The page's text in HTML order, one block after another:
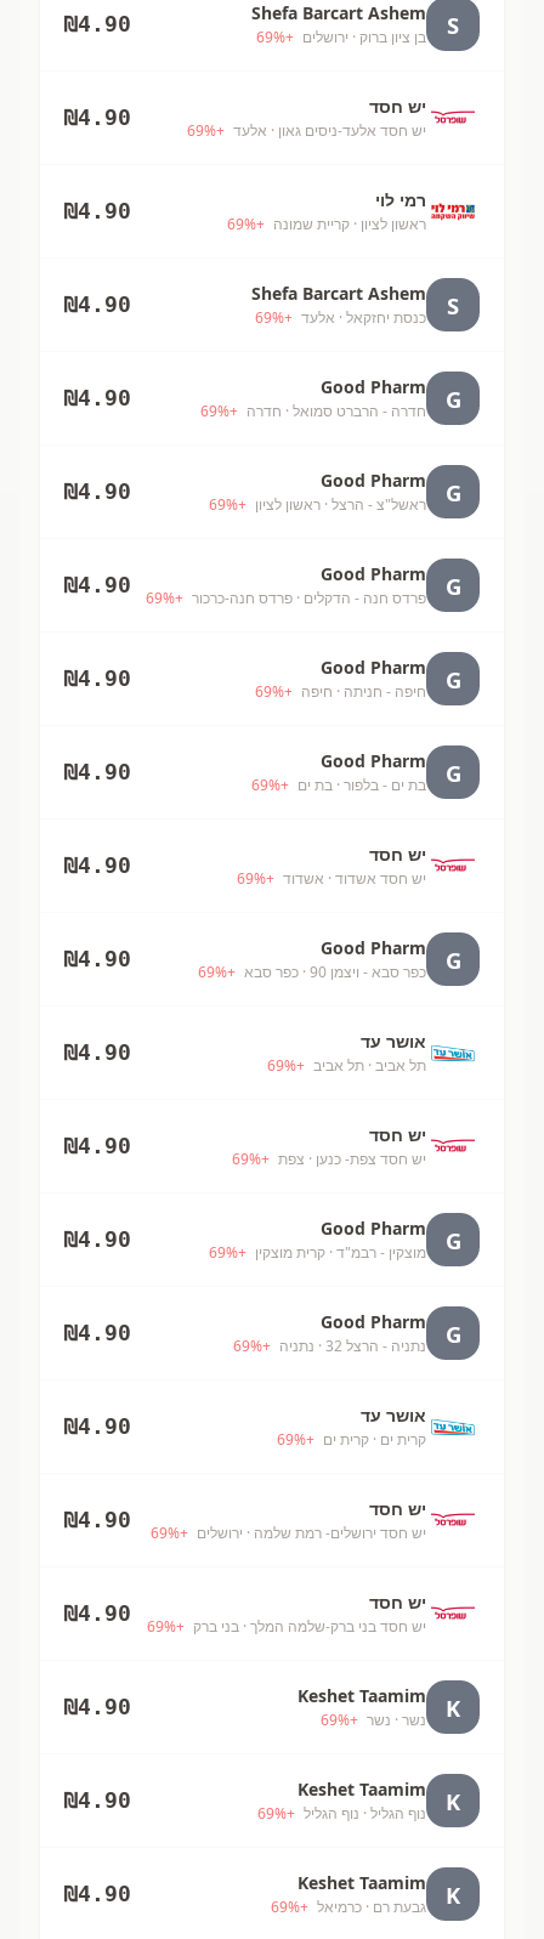
S
Shefa Barcart Ashem
בן ציון ברוק · ירושלים +
69%
₪4.90
יש חסד
יש חסד אלעד-ניסים גאון · אלעד +
69%
₪4.90
רמי לוי
ראשון לציון · קריית שמונה +
69%
₪4.90
S
Shefa Barcart Ashem
כנסת יחזקאל · אלעד +
69%
₪4.90
G
Good Pharm
חדרה - הרברט סמואל · חדרה +
69%
₪4.90
G
Good Pharm
ראשל"צ - הרצל · ראשון לציון +
69%
₪4.90
G
Good Pharm
פרדס חנה - הדקלים · פרדס חנה-כרכור +
69%
₪4.90
G
Good Pharm
חיפה - חניתה · חיפה +
69%
₪4.90
G
Good Pharm
בת ים - בלפור · בת ים +
69%
₪4.90
יש חסד
יש חסד אשדוד · אשדוד +
69%
₪4.90
G
Good Pharm
כפר סבא - ויצמן 90 · כפר סבא +
69%
₪4.90
אושר עד
תל אביב · תל אביב +
69%
₪4.90
יש חסד
יש חסד צפת- כנען · צפת +
69%
₪4.90
G
Good Pharm
מוצקין - רבמ"ד · קרית מוצקין +
69%
₪4.90
G
Good Pharm
נתניה - הרצל 32 · נתניה +
69%
₪4.90
אושר עד
קרית ים · קרית ים +
69%
₪4.90
יש חסד
יש חסד ירושלים- רמת שלמה · ירושלים +
69%
₪4.90
יש חסד
יש חסד בני ברק-שלמה המלך · בני ברק +
69%
₪4.90
K
Keshet Taamim
נשר · נשר +
69%
₪4.90
K
Keshet Taamim
נוף הגליל · נוף הגליל +
69%
₪4.90
K
Keshet Taamim
גבעת רם · כרמיאל +
69%
₪4.90